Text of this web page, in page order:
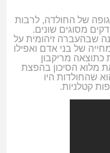
של החולדה, לרבות
מסוגים שונים.
שבהעברה זיהומית על
של בני אדם ואפילו
כתוצאה מריקבון
מלוא הסיכון בהפצת
שהחולדות היו
קטלניות.